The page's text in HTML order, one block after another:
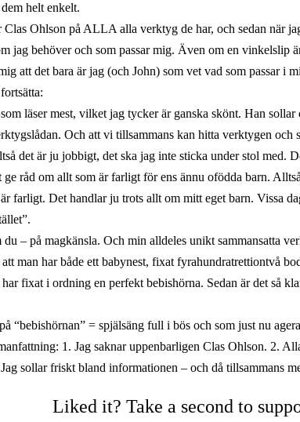
helt enkelt.
Clas Ohlson på ALLA alla verktyg de har, och sedan när
jag behöver och som passar mig. Även om en vinkelslip
att det bara är jag (och John) som vet vad som passar
läser mest, vilket jag tycker är ganska skönt. Han
Och att vi tillsammans kan hitta verktygen
det är ju jobbigt, det ska jag inte sticka under stol med.
råd om allt som är farligt för ens ännu ofödda barn.
farligt. Det handlar ju trots allt om mitt eget barn. Vissa
– på magkänsla. Och min alldeles unikt sammansatta
man har både ett babynest, fixat fyrahundratrettiontvå
fixat i ordning en perfekt bebishörna. Sedan är det så
“bebishörnan” = spjälsäng full i bös och som just nu
1. Jag saknar uppenbarligen Clas Ohlson. 2.
sollar friskt bland informationen – och då tillsammans
Liked it? Take a second to